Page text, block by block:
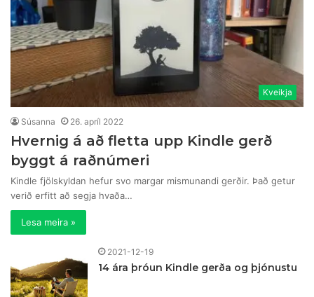
Kveikja
Súsanna 26. apríl 2022
Hvernig á að fletta upp Kindle gerð
byggt á raðnúmeri
Kindle fjölskyldan hefur svo margar mismunandi gerðir. Það getur
verið erfitt að segja hvaða…
Lesa meira »
2021-12-19
14 ára þróun Kindle gerða og þjónustu